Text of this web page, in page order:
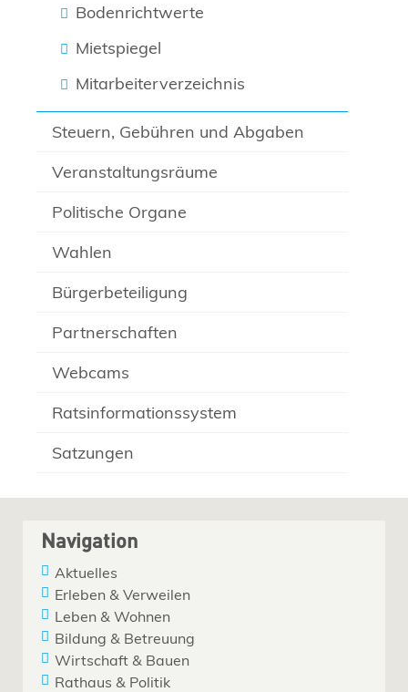
Bodenrichtwerte
Mietspiegel
Mitarbeiterverzeichnis
Steuern, Gebühren und Abgaben
Veranstaltungsräume
Politische Organe
Wahlen
Bürgerbeteiligung
Partnerschaften
Webcams
Ratsinformationssystem
Satzungen
Navigation
Aktuelles
Erleben & Verweilen
Leben & Wohnen
Bildung & Betreuung
Wirtschaft & Bauen
Rathaus & Politik